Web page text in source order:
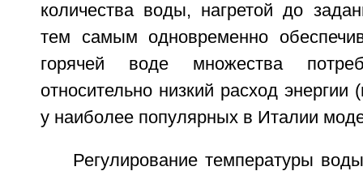
количества воды, нагретой до
тем самым одновременно
горячей воде множества
относительно низкий расход энергии
у наиболее популярных в Италии
Регулирование температуры